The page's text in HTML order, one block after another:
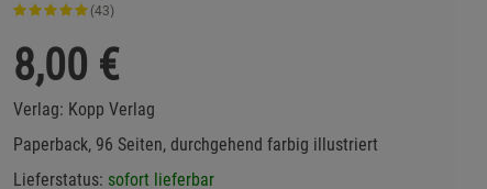
(43)
8,00 €
Verlag: Kopp Verlag
Paperback, 96 Seiten, durchgehend farbig illustriert
Lieferstatus: sofort lieferbar